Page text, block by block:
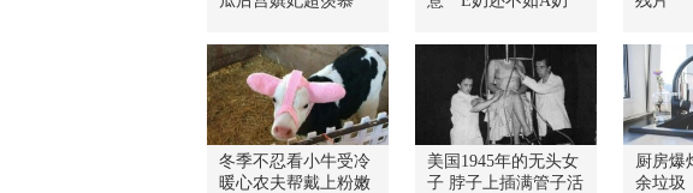
冬季不忍看小牛受冷
暖心农夫帮戴上粉嫩
美国1945年的无头女
子 脖子上插满管子活
厨房爆
余垃圾